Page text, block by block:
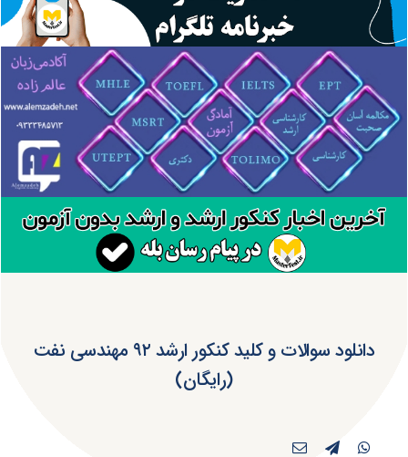
دانلود سوالات و کلید کنکور ارشد ۹۲ مهندسی نفت
(رایگان)